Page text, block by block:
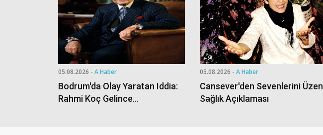
05.08.2026 - A Haber
Bodrum'da Olay Yaratan Iddia:
Rahmi Koç Gelince
05.08.2026 - A Haber
Cansever'den Sevenlerini Üzen
Sağlık Açıklaması